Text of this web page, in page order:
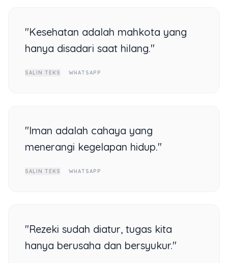
"Kesehatan adalah mahkota yang
hanya disadari saat hilang."
SALIN TEKS WHATSAPP
"Iman adalah cahaya yang
menerangi kegelapan hidup."
SALIN TEKS WHATSAPP
"Rezeki sudah diatur, tugas kita
hanya berusaha dan bersyukur."